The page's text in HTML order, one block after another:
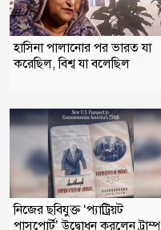
হাসিনা পালানোর পর ভারত যা
করেছিল, বিশ্ব যা বলেছিল
নিজের ছবিযুক্ত ‘প্যাট্রিয়ট
পাসপোর্ট’ উদ্বোধন করলেন ট্রাম্প